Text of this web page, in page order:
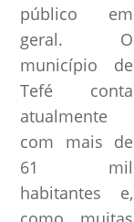
público em
geral. O
município de
Tefé conta
atualmente
com mais de
61 mil
habitantes e,